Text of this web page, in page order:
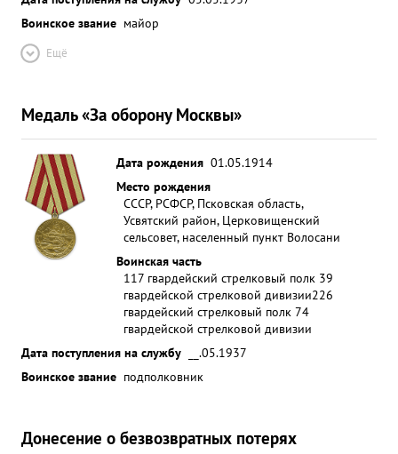
Воинское звание майор
Ещё
Медаль «За оборону Москвы»
Дата рождения 01.05.1914
Место рождения
СССР, РСФСР, Псковская область,
Усвятский район, Церковищенский
сельсовет, населенный пункт Волосани
Воинская часть
117 гвардейский стрелковый полк 39
гвардейской стрелковой дивизии226
гвардейский стрелковый полк 74
гвардейской стрелковой дивизии
Дата поступления на службу
__.05.1937
Воинское звание подполковник
Донесение о безвозвратных потерях